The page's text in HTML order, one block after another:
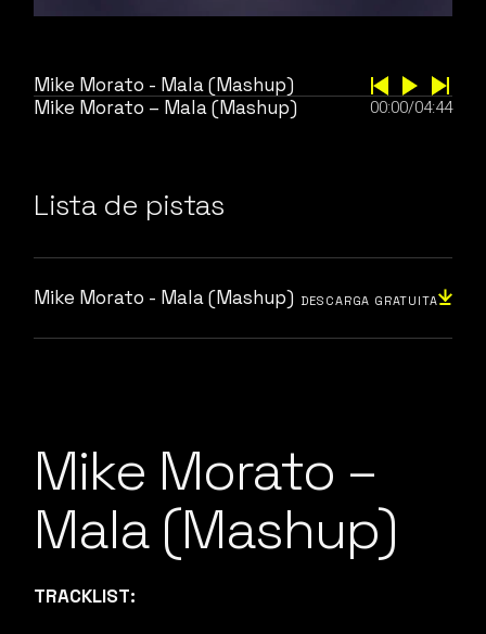
Mike Morato - Mala (Mashup)
Mike Morato – Mala (Mashup)
00:00/04:44
Lista de pistas
Mike Morato - Mala (Mashup) DESCARGA GRATUITA
Mike Morato –
Mala (Mashup)
TRACKLIST: